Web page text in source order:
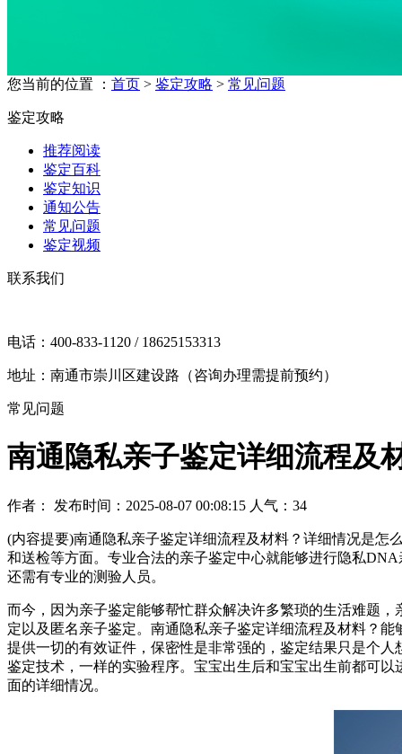
您当前的位置 ： 首页 > 鉴定攻略 > 常见问题
鉴定攻略
推荐阅读
鉴定百科
鉴定知识
通知公告
常见问题
鉴定视频
联系我们
电话：400-833-1120 / 18625153313
地址：南通市崇川区建设路（咨询办理需提前预约）
常见问题
南通隐私亲子鉴定详细流程及
作者： 发布时间：2025-08-07 00:08:15 人气： 34
(内容提要)南通隐私亲子鉴定详细流程及材料？详细情况是
和送检等方面。专业合法的亲子鉴定中心就能够进行隐私
还需有专业的测验人员。
而今，因为亲子鉴定能够帮忙群众解决许多繁琐的生活难题
定以及匿名亲子鉴定。南通隐私亲子鉴定详细流程及材料？
提供一切的有效证件，保密性是非常强的，鉴定结果只是个
鉴定技术，一样的实验程序。宝宝出生后和宝宝出生前都可
面的详细情况。